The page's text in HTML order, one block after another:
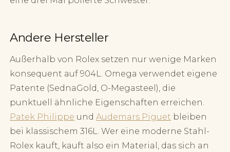
Andere Hersteller
Außerhalb von Rolex setzen nur wenige Marken
konsequent auf 904L. Omega verwendet eigene
Patente (SednaGold, O-Megasteel), die
punktuell ähnliche Eigenschaften erreichen.
Patek Philippe undAudemars Piguet bleiben
bei klassischem 316L. Wer eine moderne Stahl-
Rolex kauft, kauft also ein Material, das sich an